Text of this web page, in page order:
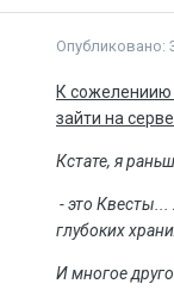
Опубликовано:
К сожелениию
зайти на
Кстате, я
- это
глубоких
И многое